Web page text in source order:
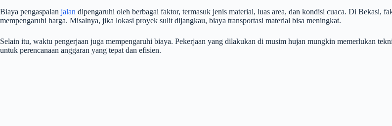
Biaya pengaspalan jalan dipengaruhi oleh berbagai faktor, termasuk jenis material, luas area, dan kondisi cuaca. Di Bekasi,
mempengaruhi harga. Misalnya, jika lokasi proyek sulit dijangkau, biaya transportasi material bisa meningkat.
Selain itu, waktu pengerjaan juga mempengaruhi biaya. Pekerjaan yang dilakukan di musim hujan mungkin memerlukan
untuk perencanaan anggaran yang tepat dan efisien.